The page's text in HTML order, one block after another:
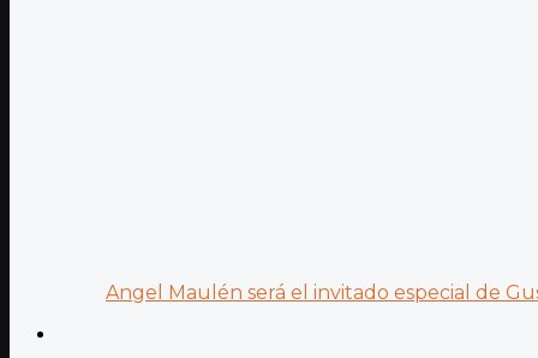
Angel Maulén será el invitado especial de